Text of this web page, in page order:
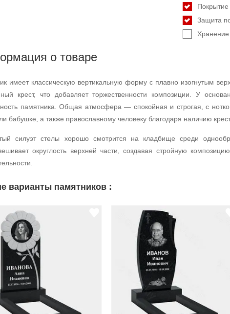
Защита
Хранение
о товаре
имеет классическую вертикальную форму с плавно изогнутым
крест, что добавляет торжественности композиции. У
памятника. Общая атмосфера — спокойная и строгая, с
бабушке, а также православному человеку благодаря наличию
силуэт стелы хорошо смотрится на кладбище среди
округлость верхней части, создавая стройную
варианты памятников :